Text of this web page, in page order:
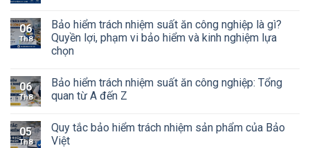
06
Th8
Bảo hiểm trách nhiệm suất ăn công nghiệp là gì?
Quyền lợi, phạm vi bảo hiểm và kinh nghiệm lựa
chọn
06
Th8
Bảo hiểm trách nhiệm suất ăn công nghiệp: Tổng
quan từ A đến Z
05
Th8
Quy tắc bảo hiểm trách nhiệm sản phẩm của Bảo
Việt